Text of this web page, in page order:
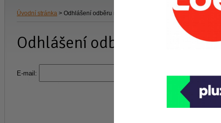
Úvodní stránka > Odhlášení odběru newsletteru
Odhlášení odběru
E-mail: